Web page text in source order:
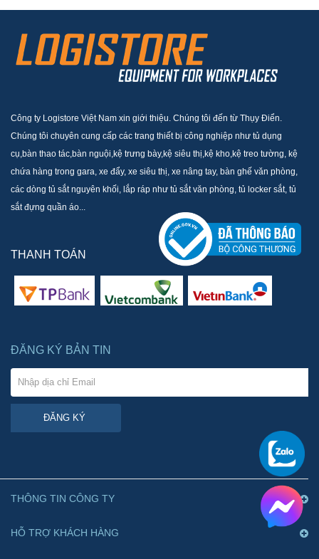
Công ty Logistore Việt Nam xin giới thiệu. Chúng tôi đến từ Thụy Điển.
Chúng tôi chuyên cung cấp các trang thiết bị công nghiệp như tủ dụng
cụ,bàn thao tác,bàn nguội,kệ trưng bày,kệ siêu thị,kệ kho,kệ treo tường, kệ
chứa hàng trong gara, xe đẩy, xe siêu thị, xe nâng tay, bàn ghế văn phòng,
các dòng tủ sắt nguyên khối, lắp ráp như tủ sắt văn phòng, tủ locker sắt, tủ
sắt đựng quần áo...
THANH TOÁN
ĐĂNG KÝ BẢN TIN
ĐĂNG KÝ
THÔNG TIN CÔNG TY
HỖ TRỢ KHÁCH HÀNG